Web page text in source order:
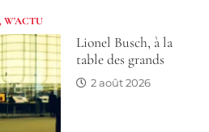
,W'ACTU
Lionel Busch, à la
table des grands
2 août 2026